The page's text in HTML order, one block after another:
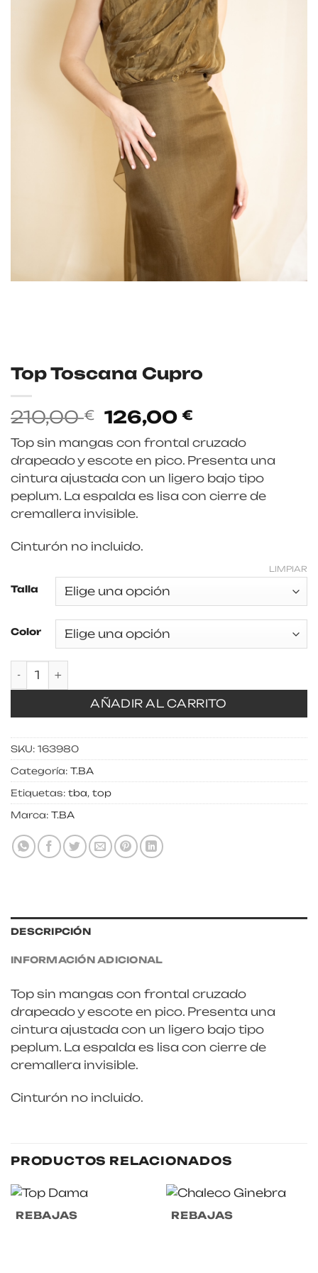
Top Toscana Cupro
210,00€
El
precio
original
era:
210,00 €.
126,00 €
precio
actual
es:
126,00 €.
Top sin mangas con frontal cruzado
drapeado y escote en pico. Presenta una
cintura ajustada con un ligero bajo tipo
peplum. La espalda es lisa con cierre de
cremallera invisible.
Cinturón no incluido.
Talla
Color
LIMPIAR
Top Toscana Cupro cantidad
AÑADIR AL CARRITO
SKU: 163980
Categoría: T.BA
Etiquetas: tba, top
Marca: T.BA
DESCRIPCIÓN
INFORMACIÓN ADICIONAL
Top sin mangas con frontal cruzado
drapeado y escote en pico. Presenta una
cintura ajustada con un ligero bajo tipo
peplum. La espalda es lisa con cierre de
cremallera invisible.
Cinturón no incluido.
PRODUCTOS RELACIONADOS
REBAJAS REBAJAS